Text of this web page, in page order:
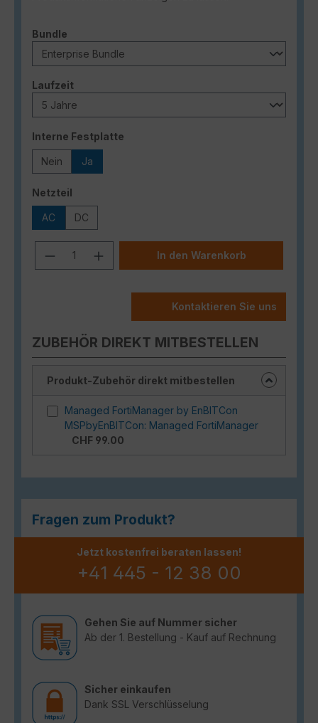
Bundle
Laufzeitauswählen
Interne Festplatte
Nein Ja
Netzteil
AC DC
Produkt Anzahl: Gib den
In den Warenkorb
Kontaktieren Sie uns
ZUBEHÖR DIREKT MITBESTELLEN
Produkt-Zubehör direkt mitbestellen
Managed FortiManager by EnBITCon
MSPbyEnBITCon: Managed FortiManager
CHF 99.00
Fragen zum Produkt?
Jetzt kostenfrei beraten lassen!
+41 445 - 12 38 00
Gehen Sie auf Nummer sicher
Ab der 1. Bestellung - Kauf auf Rechnung
Sicher einkaufen
Dank SSL Verschlüsselung